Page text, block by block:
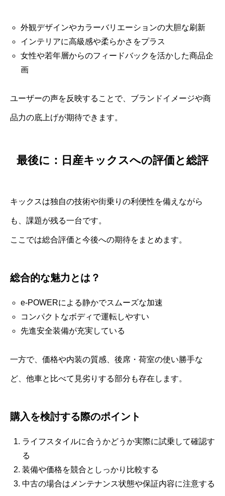
外観デザインやカラーバリエーションの大胆な刷新
インテリアに高級感や柔らかさをプラス
女性や若年層からのフィードバックを活かした商品企
画
ユーザーの声を反映することで、ブランドイメージや商
品力の底上げが期待できます。
最後に：日産キックスへの評価と総評
キックスは独自の技術や街乗りの利便性を備えながら
も、課題が残る一台です。
ここでは総合評価と今後への期待をまとめます。
総合的な魅力とは？
e-POWERによる静かでスムーズな加速
コンパクトなボディで運転しやすい
先進安全装備が充実している
一方で、価格や内装の質感、後席・荷室の使い勝手な
ど、他車と比べて見劣りする部分も存在します。
購入を検討する際のポイント
ライフスタイルに合うかどうか実際に試乗して確認す
る
装備や価格を競合としっかり比較する
中古の場合はメンテナンス状態や保証内容に注意する